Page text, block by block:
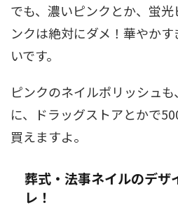
でも、濃いピンクとか、蛍
ンクは絶対にダメ！華やか
いです。
ピンクのネイルポリッシュ
に、ドラッグストアとかで
買えますよ。
葬式・法事ネイルのデザ
レ！